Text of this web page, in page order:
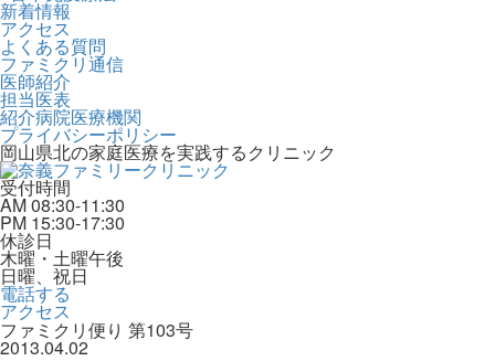
新着情報
アクセス
よくある質問
ファミクリ通信
医師紹介
担当医表
紹介病院医療機関
プライバシーポリシー
岡山県北の家庭医療を実践するクリニック
受付時間
AM 08:30-11:30
PM 15:30-17:30
休診日
木曜・土曜午後
日曜、祝日
電話する
アクセス
ファミクリ便り 第103号
2013.04.02